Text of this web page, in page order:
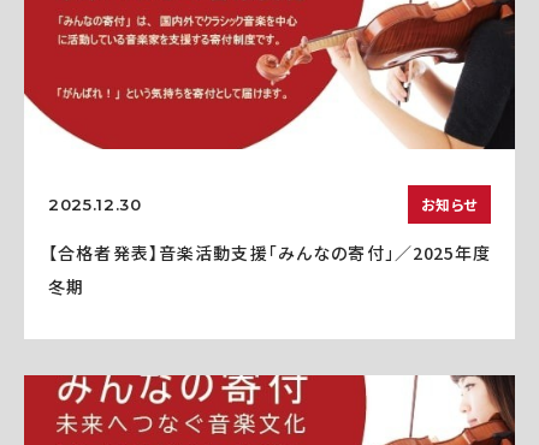
2025.12.30 お知らせ
【合格者発表】音楽活動支援「みんなの寄付」／2025年度
冬期